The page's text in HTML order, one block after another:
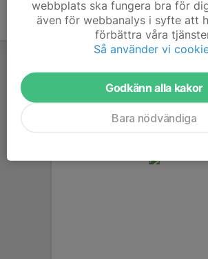
webbplats ska fungera bra för
även för webbanalys i syfte att
förbättra våra
Så använder vi
Godkänn alla kakor
Bara nödvändiga